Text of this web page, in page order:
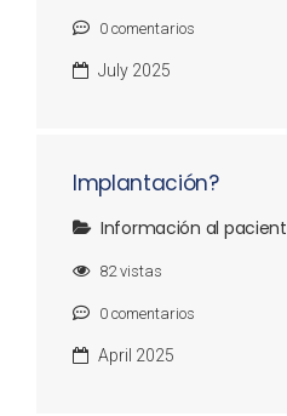
0 comentarios
July 2025
Implantación?
Información al
82vistas
0 comentarios
April 2025